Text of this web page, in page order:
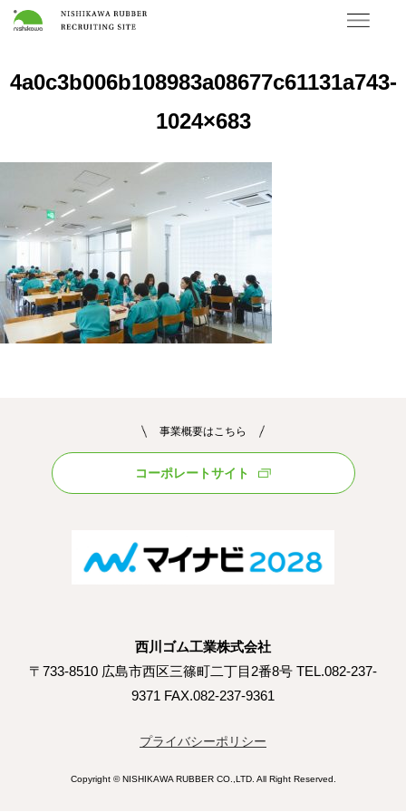
4a0c3b006b108983a08677c61131a743-
1024×683
事業概要はこちら
コーポレートサイト
西川ゴム工業株式会社
〒733-8510 広島市西区三篠町二丁目2番8号 TEL.082-237-
9371 FAX.082-237-9361
プライバシーポリシー
Copyright © NISHIKAWA RUBBER CO.,LTD. All Right Reserved.